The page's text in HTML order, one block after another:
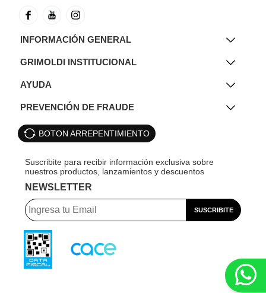
INFORMACIÓN GENERAL
GRIMOLDI INSTITUCIONAL
AYUDA
PREVENCIÓN DE FRAUDE
BOTON ARREPENTIMIENTO
NEWSLETTER